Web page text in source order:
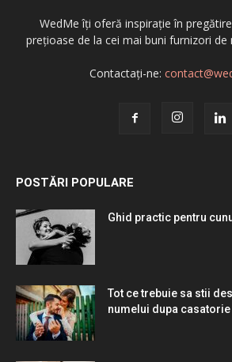
WedMe îți oferă inspirație în
prețioase de la cei mai buni furnizori de
Contactați-ne:
POSTĂRI POPULARE
Ghid practic pentru
Tot ce trebuie sa stii
numelui dupa casatorie